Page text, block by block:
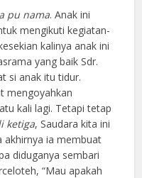
pu nama. Anak ini
mengikuti kegiatan-
kalinya anak ini
yang baik Sdr.
si anak itu tidur.
mengoyahkan
kali lagi. Tetapi tetap
ketiga, Saudara kita ini
akhirnya ia membuat
diduganya sembari
“Mau apakah